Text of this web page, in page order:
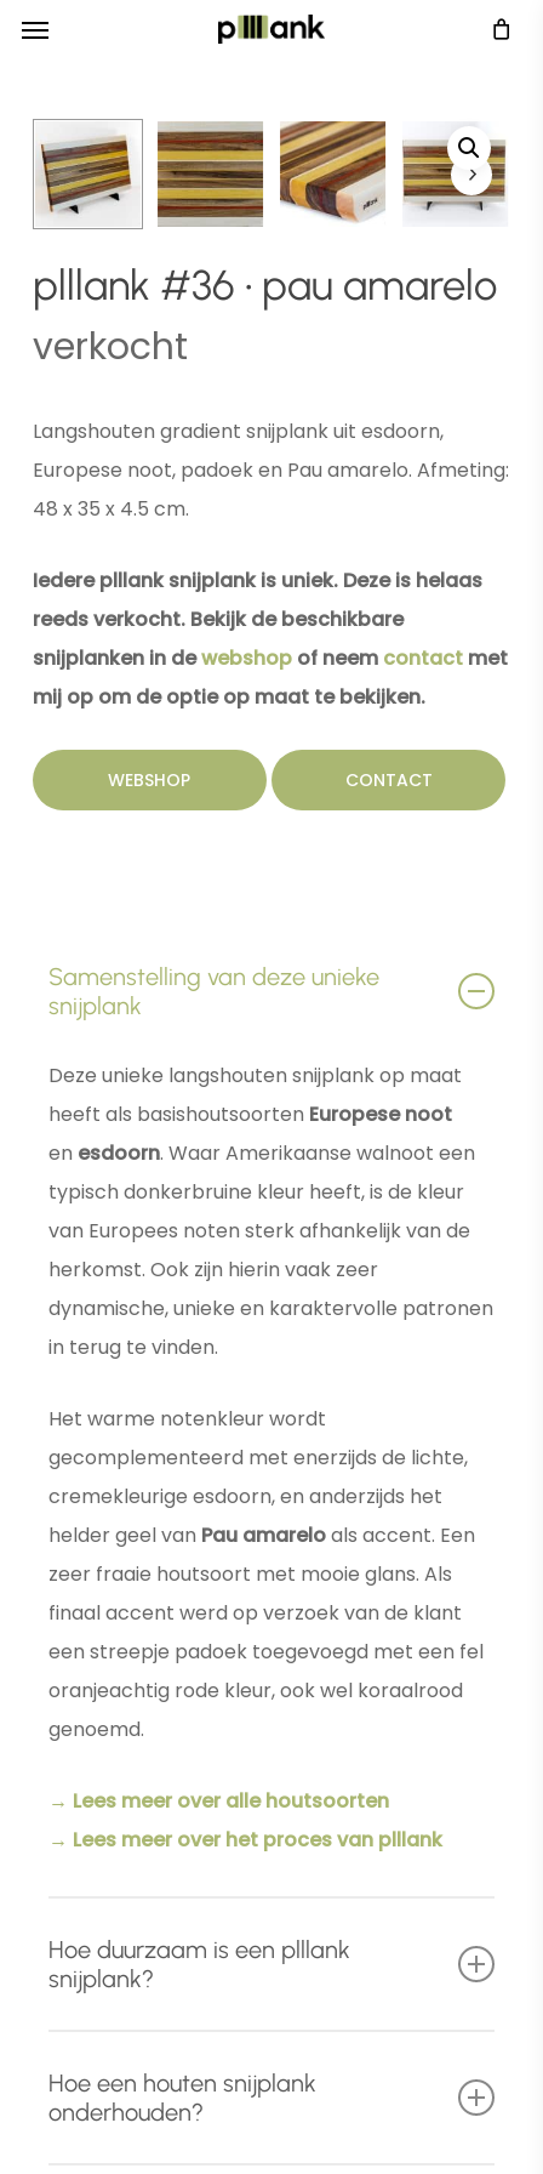
Skip
content
Menu
plllank #36 • pau amarelo
verkocht
Langshouten gradient snijplank uit esdoorn,
Europese noot, padoek en Pau amarelo. Afmeting:
48 x 35 x 4.5 cm.
Iedere plllank snijplank is uniek. Deze is helaas
reeds verkocht. Bekijk de beschikbare
snijplanken in dewebshopof neem contactmet
mij op om de optie op maat te bekijken.
WEBSHOP CONTACT
Samenstelling van deze unieke
snijplank
Deze unieke langshouten snijplank op maat
heeft als basishoutsoorten Europese noot
en esdoorn. Waar Amerikaanse walnoot een
typisch donkerbruine kleur heeft, is de kleur
van Europees noten sterk afhankelijk van de
herkomst. Ook zijn hierin vaak zeer
dynamische, unieke en karaktervolle patronen
in terug te vinden.
Het warme notenkleur wordt
gecomplementeerd met enerzijds de lichte,
cremekleurige esdoorn, en anderzijds het
helder geel van Pau amareloals accent. Een
zeer fraaie houtsoort met mooie glans. Als
finaal accent werd op verzoek van de klant
een streepje padoek toegevoegd met een fel
oranjeachtig rode kleur, ook wel koraalrood
genoemd.
→ Lees meer over alle houtsoorten
→ Lees meer over het proces van plllank
Hoe duurzaam is een plllank
snijplank?
foutvrij massief hardhout, ondergaat iedere
houten snijplank drie behandelingen die
Hoe een houten snijplank
onderhouden?
Menu